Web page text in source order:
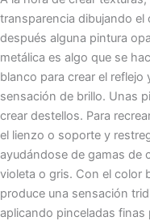
transparencia dibujando
después alguna pintura
metálica es algo que se
blanco para crear el reflejo
sensación de brillo. Unas
crear destellos. Para
el lienzo o soporte y
ayudándose de gamas de
violeta o gris. Con el color
produce una sensación
aplicando pinceladas finas